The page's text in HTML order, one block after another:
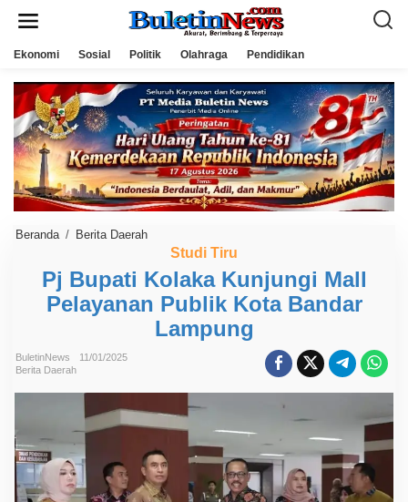
Ekonomi Sosial Politik Olahraga Pendidikan
Beranda / Berita Daerah
u
p
a
t
a
K
n
j
u
n
Studi Tiru
Pj Bupati Kolaka Kunjungi Mall
Pelayanan Publik Kota Bandar
Lampung
BuletinNews
11/01/2025
Berita Daerah